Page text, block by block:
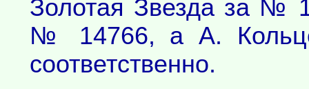
Золотая Звезда за №
№ 14766, а А.
соответственно.